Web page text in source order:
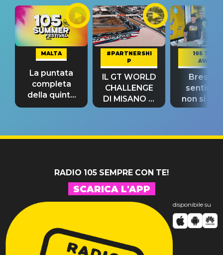
MALTA
La puntata
completa
della quinta
tappa
#PARTNERSHI
P
IL GT WORLD
CHALLENGE
DI MISANO si
riconferma
105 TAKE
AWAY
Bresh:
non si
fino alla
RADIO 105 SEMPRE CON TE!
SCARICA L'APP
disponibile su